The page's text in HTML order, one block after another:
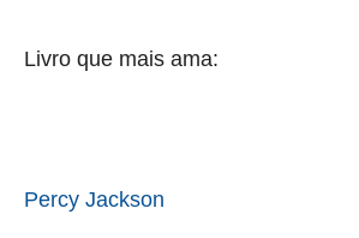
Livro que mais ama:
Percy Jackson